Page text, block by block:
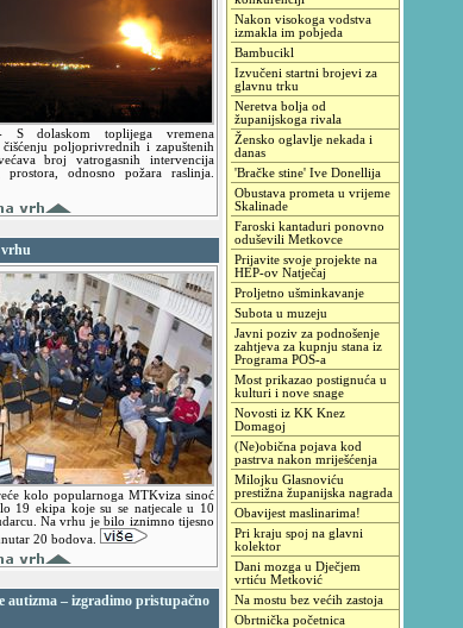
S dolaskom toplijega vremena
poljoprivrednih i zapuštenih
broj vatrogasnih intervencija
odnosno požara raslinja.
vrhu
kolo popularnoga MTKviza sinoć
19 ekipa koje su se natjecale u 10
Na vrhu je bilo iznimno tijesno
20 bodova.
autizma – izgradimo pristupačno
Nakon visokoga vodstva
izmakla im pobjeda
Bambucikl
Izvučeni startni brojevi za
glavnu trku
Neretva bolja od
županijskoga rivala
Žensko oglavlje nekada i
danas
'Bračke stine' Ive Donellija
Obustava prometa u vrijeme
Skalinade
Faroski kantaduri ponovno
oduševili Metkovce
Prijavite svoje projekte na
HEP-ov Natječaj
Proljetno ušminkavanje
Subota u muzeju
Javni poziv za podnošenje
zahtjeva za kupnju stana iz
Programa POS-a
Most prikazao postignuća u
kulturi i nove snage
Novosti iz KK Knez
Domagoj
(Ne)obična pojava kod
pastrva nakon mriješćenja
Milojku Glasnoviću
prestižna županijska nagrada
Obavijest maslinarima!
Pri kraju spoj na glavni
kolektor
Dani mozga u Dječjem
vrtiću Metković
Na mostu bez većih zastoja
Obrtnička početnica